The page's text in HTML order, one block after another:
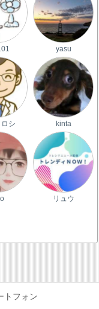
yasu
シ kinta
リュウ
トフォン